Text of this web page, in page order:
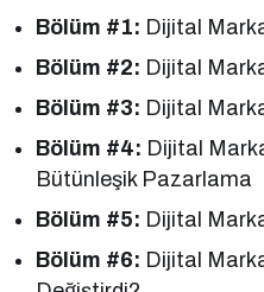
Bölüm #1: Dijital
Bölüm #2: Dijital
Bölüm #3: Dijital
Bölüm #4: Dijital
Bütünleşik Pazarlama
Bölüm #5: Dijital
Bölüm #6: Dijital